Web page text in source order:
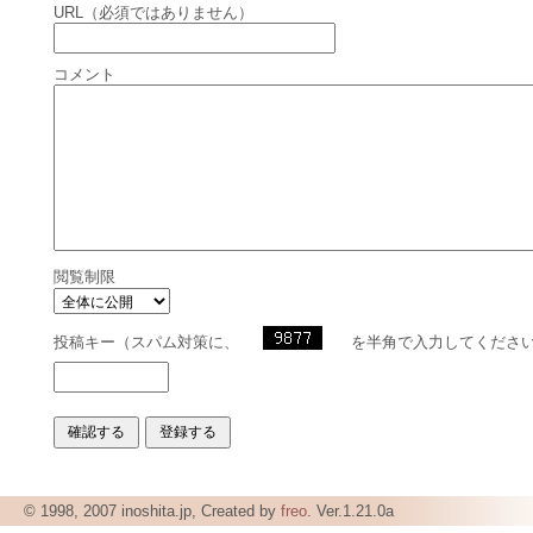
URL（必須ではありません）
コメント
閲覧制限
投稿キー（スパム対策に、 を半角で入力してくださ
© 1998, 2007 inoshita.jp, Created by freo. Ver.1.21.0a